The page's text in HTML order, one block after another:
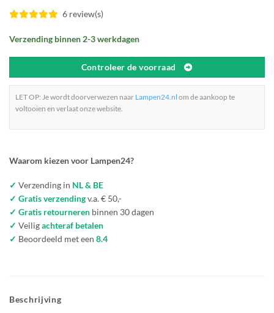
6 review(s)
Verzending binnen 2-3 werkdagen
Controleer de voorraad
LET OP: Je wordt doorverwezen naar Lampen24.nl om de aankoop te
voltooien en verlaat onze website.
Waarom kiezen voor Lampen24?
✓ Verzending in NL & BE
✓ Gratis verzendingv.a. € 50,-
✓ Gratis retourneren binnen 30 dagen
✓ Veiligachteraf betalen
✓ Beoordeeld met een 8.4
Beschrijving